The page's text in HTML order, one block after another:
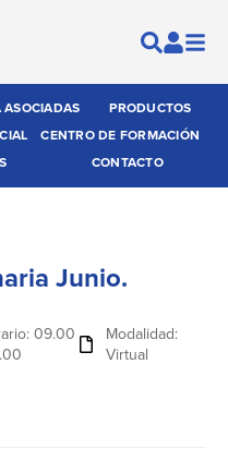
ASOCIADAS
PRODUCTOS
CENTRO DE FORMACIÓN
CONTACTO
Junio.
09.00
Modalidad:
Virtual